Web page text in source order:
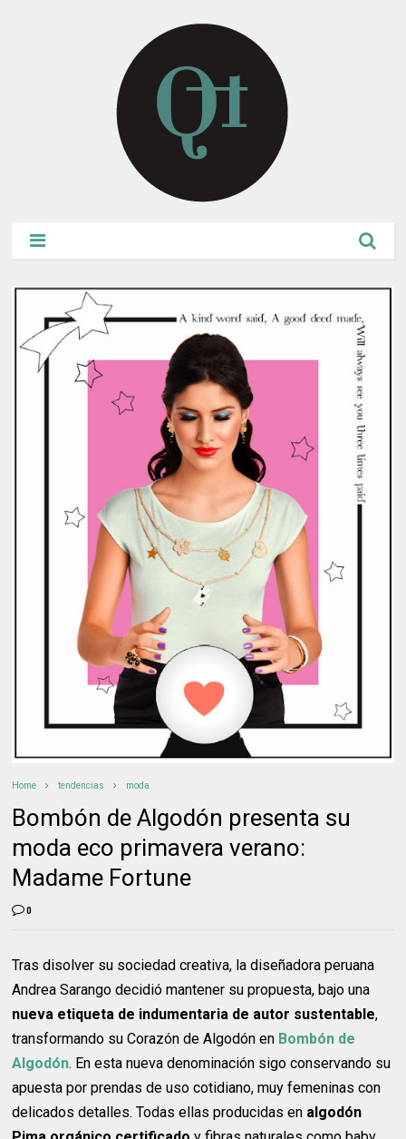
Home tendencias moda
Bombón de Algodón presenta su
moda eco primavera verano:
Madame Fortune
0
Tras disolver su sociedad creativa, la diseñadora peruana
Andrea Sarango decidió mantener su propuesta, bajo una
nueva etiqueta de indumentaria de autor sustentable,
transformando su Corazón de Algodón en Bombón de
Algodón. En esta nueva denominación sigo conservando su
apuesta por prendas de uso cotidiano, muy femeninas con
delicados detalles. Todas ellas producidas en algodón